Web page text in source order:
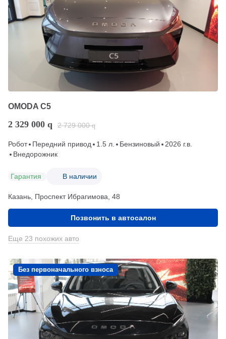
OMODA C5
2 329 000 q 2 729 000 q
Робот Передний привод 1.5 л. Бензиновый
2026 г.в.
Внедорожник
Гарантия В наличии
Казань, Проспект Ибрагимова, 48
Позвонить в автосалон
Еще 23 похожих авто
Без первоначального взноса